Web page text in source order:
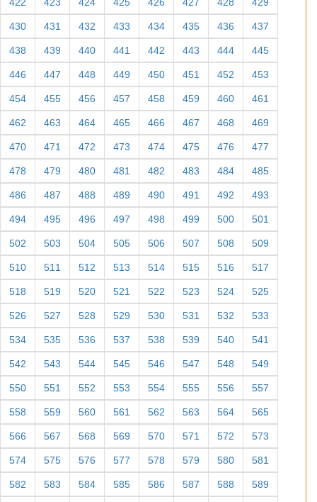
430 431 432 433 434 435 436 437
438 439 440 441 442 443 444 445
446 447 448 449 450 451 452 453
454 455 456 457 458 459 460 461
462 463 464 465 466 467 468 469
470 471 472 473 474 475 476 477
478 479 480 481 482 483 484 485
486 487 488 489 490 491 492 493
494 495 496 497 498 499 500 501
502 503 504 505 506 507 508 509
510 511 512 513 514 515 516 517
518 519 520 521 522 523 524 525
526 527 528 529 530 531 532 533
534 535 536 537 538 539 540 541
542 543 544 545 546 547 548 549
550 551 552 553 554 555 556 557
558 559 560 561 562 563 564 565
566 567 568 569 570 571 572 573
574 575 576 577 578 579 580 581
582 583 584 585 586 587 588 589